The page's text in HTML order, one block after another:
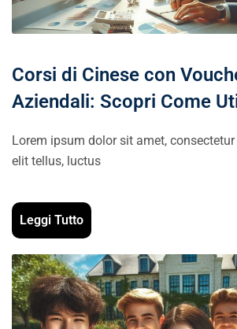
Corsi di Cinese con
Aziendali: Scopri Come
Lorem ipsum dolor sit amet,
elit tellus, luctus
Leggi Tutto